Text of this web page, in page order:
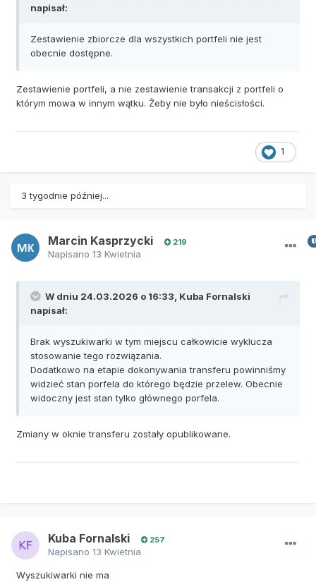
napisał:
Zestawienie zbiorcze dla wszystkich portfeli nie jest
obecnie dostępne.
Zestawienie portfeli, a nie zestawienie transakcji z portfeli o
którym mowa w innym wątku. Żeby nie było nieścisłości.
1
3 tygodnie później...
Marcin Kasprzycki 219
Napisano 13 Kwietnia
W dniu 24.03.2026 o 16:33, Kuba Fornalski
napisał:
Brak wyszukiwarki w tym miejscu całkowicie wyklucza
stosowanie tego rozwiązania.
Dodatkowo na etapie dokonywania transferu powinniśmy
widzieć stan porfela do którego będzie przelew. Obecnie
widoczny jest stan tylko głównego porfela.
Zmiany w oknie transferu zostały opublikowane.
Kuba Fornalski 257
Napisano 13 Kwietnia
Wyszukiwarki nie ma